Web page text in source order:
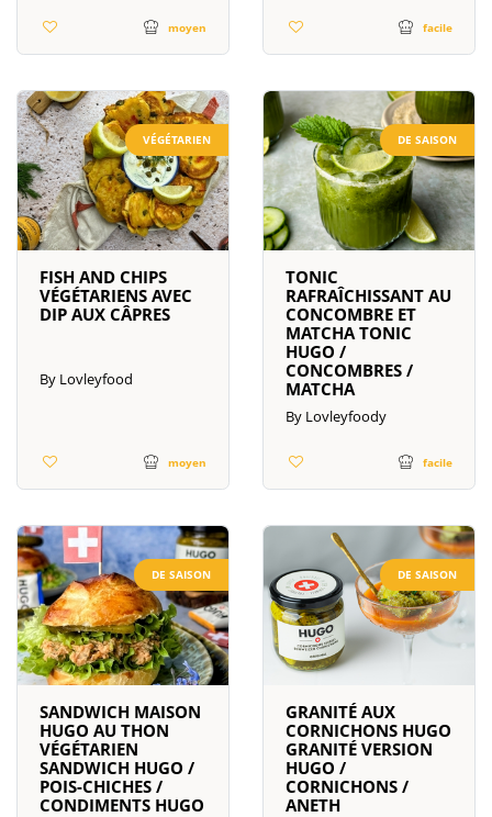
moyen facile
VÉGÉTARIEN
FISH AND CHIPS
VÉGÉTARIENS AVEC
DIP AUX CÂPRES
By Lovleyfood
moyen
DE SAISON
TONIC
RAFRAÎCHISSANT AU
CONCOMBRE ET
MATCHA TONIC
HUGO /
CONCOMBRES /
MATCHA
By Lovleyfoody
facile
DE SAISON
SANDWICH MAISON
HUGO AU THON
VÉGÉTARIEN
SANDWICH HUGO /
POIS-CHICHES /
CONDIMENTS HUGO
DE SAISON
GRANITÉ AUX
CORNICHONS HUGO
GRANITÉ VERSION
HUGO /
CORNICHONS /
ANETH